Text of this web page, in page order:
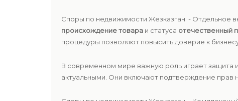
Споры по недвижимости Жезказган - Отдельное
происхождение товара и статуса отечественный
процедуры позволяют повысить доверие к
В современном мире важную роль играет защита
актуальными. Они включают подтверждение прав